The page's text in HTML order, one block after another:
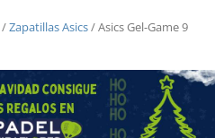
/Zapatillas Asics/ Asics Gel-Game 9